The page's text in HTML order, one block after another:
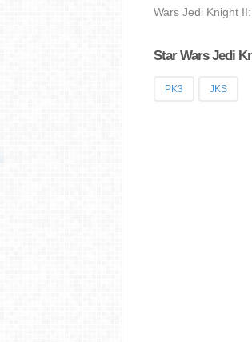
Wars Jedi Knight
Star Wars Jedi
PK3 JKS